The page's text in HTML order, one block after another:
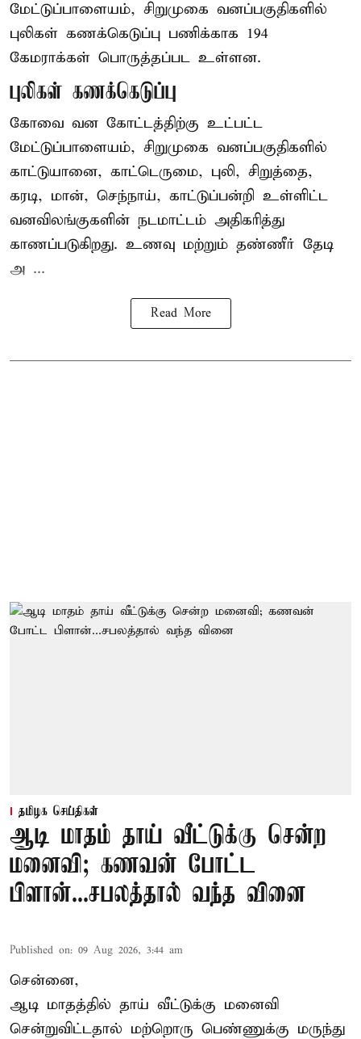
மேட்டுப்பாளையம், சிறுமுகை வனப்பகுதிகளில்
புலிகள் கணக்கெடுப்பு பணிக்காக 194
கேமராக்கள் பொருத்தப்பட உள்ளன.
புலிகள் கணக்கெடுப்பு
கோவை வன கோட்டத்திற்கு உட்பட்ட
மேட்டுப்பாளையம், சிறுமுகை வனப்பகுதிகளில்
காட்டுயானை, காட்டெருமை, புலி, சிறுத்தை,
கரடி, மான், செந்நாய், காட்டுப்பன்றி உள்ளிட்ட
வனவிலங்குகளின் நடமாட்டம் அதிகரித்து
காணப்படுகிறது. உணவு மற்றும் தண்ணீர் தேடி
அ ...
Read More
தமிழக செய்திகள்
ஆடி மாதம் தாய் வீட்டுக்கு சென்ற
மனைவி; கணவன் போட்ட
பிளான்...சபலத்தால் வந்த வினை
Published on: 09 Aug 2026, 3:44 am
சென்னை,
ஆடி மாதத்தில் தாய் வீட்டுக்கு மனைவி
சென்றுவிட்டதால் மற்றொரு பெண்ணுக்கு மருந்து